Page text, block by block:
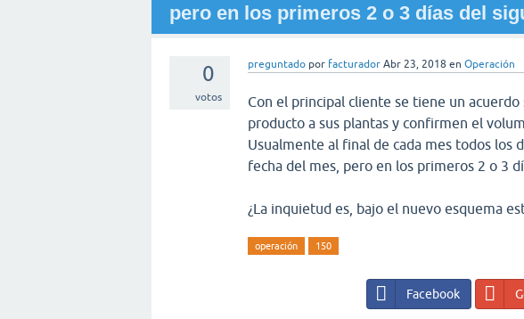
pero en los primeros 2 o 3 días del
0
votos
preguntado por facturador Abr 23, 2018 en Operación
Con el principal cliente se tiene un
producto a sus plantas y confirmen el
Usualmente al final de cada mes todos los
fecha del mes, pero en los primeros 2 o 3
¿La inquietud es, bajo el nuevo esquema
operación 150
Facebook